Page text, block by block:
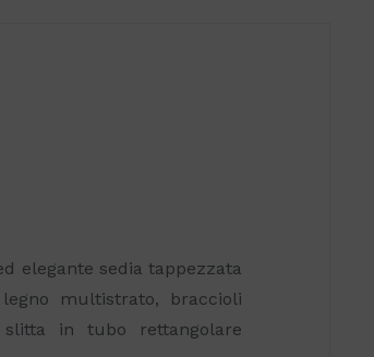
elegante sedia tappezzata
multistrato, braccioli
in tubo rettangolare